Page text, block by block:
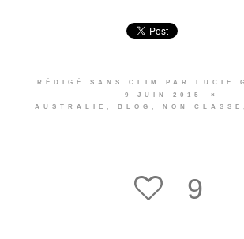
RÉDIGÉ SANS CLIM PAR LUCIE
9 JUIN 2015
AUSTRALIE, BLOG, NON CLASSÉ
9